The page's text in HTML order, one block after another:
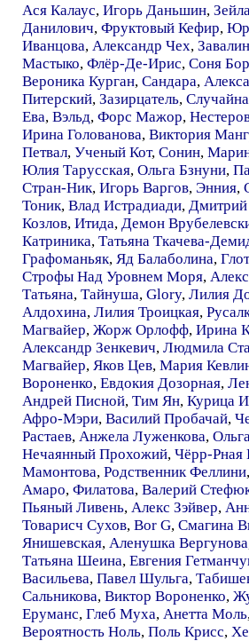
Ася Калаус, Игорь Даньшин,
Данилович, Фруктовый Кефир,
Иванцова, Александр Чех,
Мастыко, Флёр-Де-Ирис, Соня
Вероника Курган, Сандара,
Питерский, Зазирцатель,
Ева, Вэльд, Форс Мажор,
Ирина Голованова, Виктория
Петвал, Ученый Кот, Сонин,
Юлия Тарусская, Ольга Бзнуни,
Стран-Ник, Игорь Варгов, Энния,
Тоник, Влад Истрадиади,
Козлов, Итида, Демон
Катриника, Татьяна Ткачева-
Графоманьяк, Яд Балаболина,
Строфы Над Уровнем Моря,
Татьяна, Тайнуша, Glory, Лилия
Алдохина, Лилия Троицкая,
Магвайер, Жорж Орлофф, Ирина
Александр Зенкевич, Людмила
Магвайер, Яков Цев, Мария
Вороненко, Евдокия Дозорная,
Андрей Писной, Тим Ян, Курица
Афро-Мэри, Василий Пробачай,
Растаев, Анжела Луженкова,
Нечаянный Прохожий, Чёрр-Рная
Мамонтова, Родственник Феллини,
Амаро, Филатова, Валерий
Пьяный Ливень, Алекс Зэйвер,
Товарисч Сухов, Bor G, Смагина
Янишевская, Аленушка Вергунова
Татьяна Шеина, Евгения
Васильева, Павел Шульга,
Сальникова, Виктор Вороненко,
Еруманс, Глеб Муха, Анетта Моль,
Вероятность Ноль, Поль Крисс,